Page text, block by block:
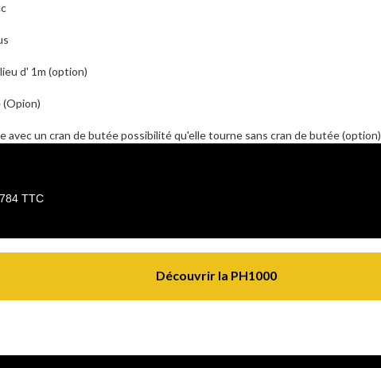
d' 1m (option)
avec un cran de butée possibilité qu'elle tourne sans cran de butée (option)
TTC
Découvrir la PH1000